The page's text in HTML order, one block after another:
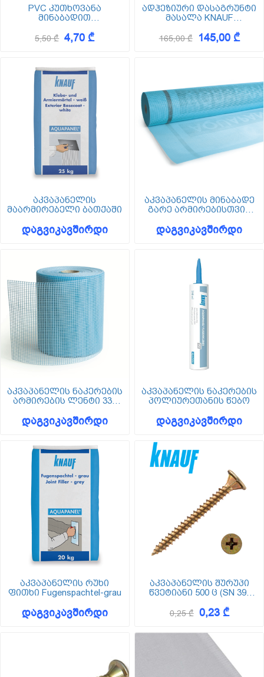
PVC კუთხოვანა
მინაბადით
5,50 ₾ 4,70 ₾
ადჰეზიური დასაგრუნტი
მასალა KNAUF
20კგ
165,00 ₾ 145,00 ₾
აკვაპანელის
მაარმირებელი ბათქაში
დაგვიკავშირდი
აკვაპანელის მინაბადე
გარე არმირებისთვის
დაგვიკავშირდი
აკვაპანელის ნაკერების
არმირების ლენტი 330
დაგვიკავშირდი
აკვაპანელის ნაკერების
პოლიურეთანის წებო
დაგვიკავშირდი
აკვაპანელის რუხი
ფითხი Fugenspachtel-grau
დაგვიკავშირდი
აკვაპანელის შურუპი
წვეტიანი 500 ც (SN 39)
0,25 ₾ 0,23 ₾